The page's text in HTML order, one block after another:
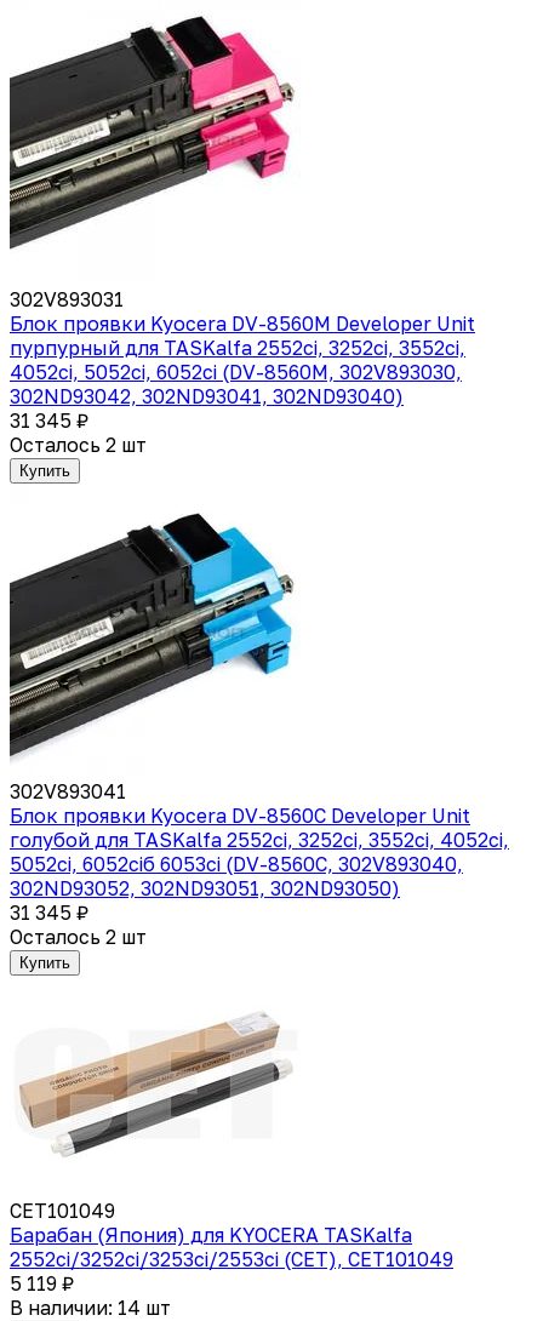
302V893031
Блок проявки Kyocera DV-8560M Developer Unit
пурпурный для TASKalfa 2552ci, 3252ci, 3552ci,
4052ci, 5052ci, 6052ci (DV-8560M, 302V893030,
302ND93042, 302ND93041, 302ND93040)
31 345 ₽
Осталось 2 шт
Купить
302V893041
Блок проявки Kyocera DV-8560C Developer Unit
голубой для TASKalfa 2552ci, 3252ci, 3552ci, 4052ci,
5052ci, 6052ciб 6053ci (DV-8560C, 302V893040,
302ND93052, 302ND93051, 302ND93050)
31 345 ₽
Осталось 2 шт
Купить
CET101049
Барабан (Япония) для KYOCERA TASKalfa
2552ci/3252ci/3253ci/2553ci (CET), CET101049
5 119 ₽
В наличии: 14 шт